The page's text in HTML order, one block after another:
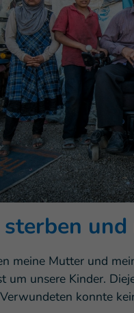
sterben
meine Mutter und
um unsere Kinder.
konnte